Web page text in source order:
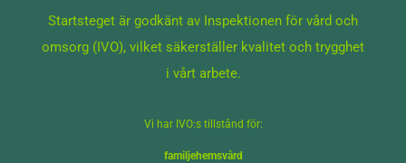
Startsteget är godkänt av Inspektionen för vård och
omsorg (IVO), vilket säkerställer kvalitet och trygghet
i vårt arbete.
Vi har IVO:s tillstånd för:
familjehemsvård